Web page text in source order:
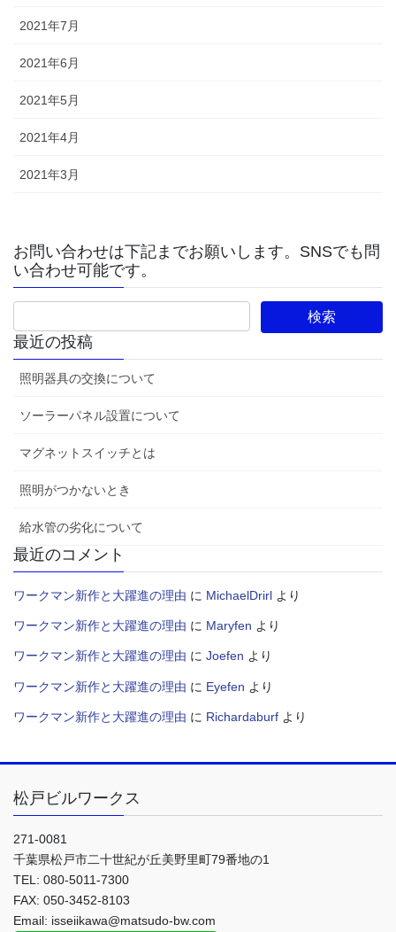
2021年7月
2021年6月
2021年5月
2021年4月
2021年3月
お問い合わせは下記までお願いします。SNSでも問
い合わせ可能です。
最近の投稿
照明器具の交換について
ソーラーパネル設置について
マグネットスイッチとは
照明がつかないとき
給水管の劣化について
最近のコメント
ワークマン新作と大躍進の理由 に MichaelDrirl より
ワークマン新作と大躍進の理由 に Maryfen より
ワークマン新作と大躍進の理由 に Joefen より
ワークマン新作と大躍進の理由 に Eyefen より
ワークマン新作と大躍進の理由 に Richardaburf より
松戸ビルワークス
271-0081
千葉県松戸市二十世紀が丘美野里町79番地の1
TEL: 080-5011-7300
FAX: 050-3452-8103
Email: isseiikawa@matsudo-bw.com